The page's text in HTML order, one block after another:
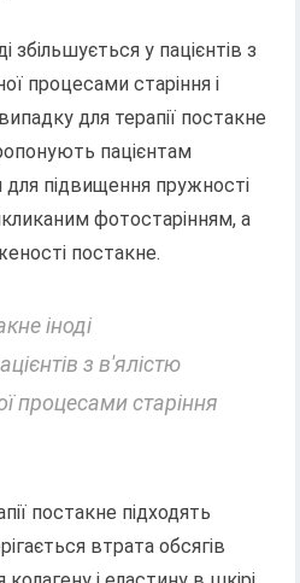
збільшується у пацієнтів з
процесами старіння і
для терапії постакне
пацієнтам
підвищення пружності
фотостарінням, а
постакне.
іноді
з в'ялістю
процесами старіння
постакне підходять
втрата обсягів